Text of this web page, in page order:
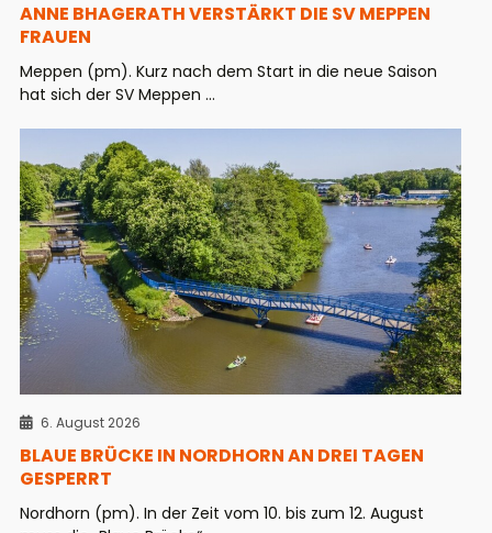
ANNE BHAGERATH VERSTÄRKT DIE SV MEPPEN
FRAUEN
Meppen (pm). Kurz nach dem Start in die neue Saison
hat sich der SV Meppen ...
6. August 2026
BLAUE BRÜCKE IN NORDHORN AN DREI TAGEN
GESPERRT
Nordhorn (pm). In der Zeit vom 10. bis zum 12. August